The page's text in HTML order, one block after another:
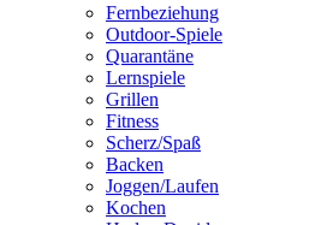
Fernbeziehung
Outdoor-Spiele
Quarantäne
Lernspiele
Grillen
Fitness
Scherz/Spaß
Backen
Joggen/Laufen
Kochen